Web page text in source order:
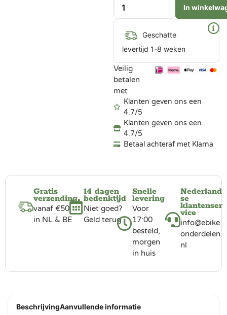
In
Geschatte
levertijd 1-8 weken
Veilig
betalen
met
Klanten geven ons een
4.7/5
Klanten geven ons een
4.7/5
Betaal achteraf met Klarna
Gratis
verzending
vanaf €50
in NL & BE
14 dagen
bedenktijd
Niet goed?
Geld terug
Snelle
levering
Voor
17:00
besteld,
morgen
in huis
Nederland
se
klantenser
vice
info@ebike
onderdelen.
nl
BeschrijvingAanvullende informatie